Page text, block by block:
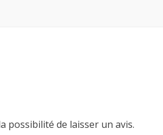
possibilité de laisser un avis.